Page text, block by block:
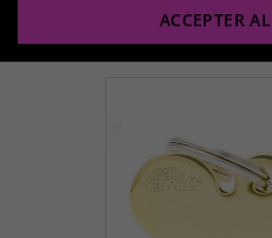
Vis
ACCEPTER